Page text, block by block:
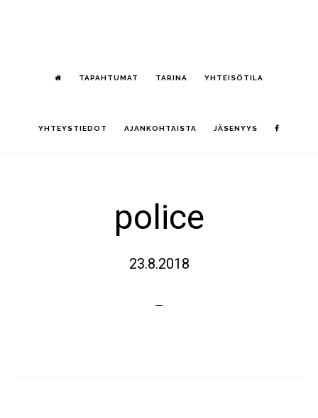
TAPAHTUMAT TARINA YHTEISÖTILA
YHTEYSTIEDOT AJANKOHTAISTA JÄSENYYS
police
23.8.2018